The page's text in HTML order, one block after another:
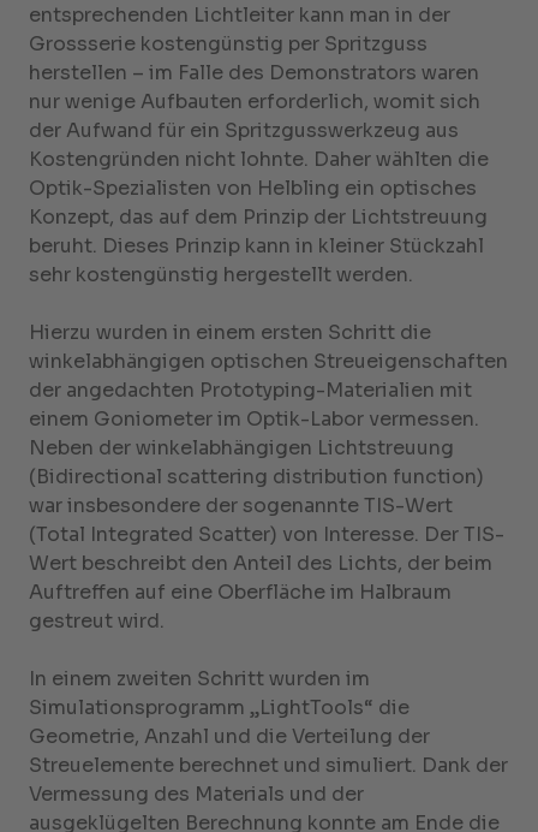
entsprechenden Lichtleiter kann man in der
Grossserie kostengünstig per Spritzguss
herstellen – im Falle des Demonstrators waren
nur wenige Aufbauten erforderlich, womit sich
der Aufwand für ein Spritzgusswerkzeug aus
Kostengründen nicht lohnte. Daher wählten die
Optik-Spezialisten von Helbling ein optisches
Konzept, das auf dem Prinzip der Lichtstreuung
beruht. Dieses Prinzip kann in kleiner Stückzahl
sehr kostengünstig hergestellt werden.
Hierzu wurden in einem ersten Schritt die
winkelabhängigen optischen Streueigenschaften
der angedachten Prototyping-Materialien mit
einem Goniometer im Optik-Labor vermessen.
Neben der winkelabhängigen Lichtstreuung
(Bidirectional scattering distribution function)
war insbesondere der sogenannte TIS-Wert
(Total Integrated Scatter) von Interesse. Der TIS-
Wert beschreibt den Anteil des Lichts, der beim
Auftreffen auf eine Oberfläche im Halbraum
gestreut wird.
In einem zweiten Schritt wurden im
Simulationsprogramm „LightTools“ die
Geometrie, Anzahl und die Verteilung der
Streuelemente berechnet und simuliert. Dank der
Vermessung des Materials und der
ausgeklügelten Berechnung konnte am Ende die